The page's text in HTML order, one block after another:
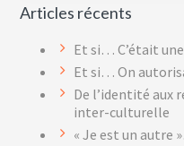
Reader
Articles récents
Et si… C’était
Et si… On
De l’identité aux
inter-culturelle
« Je est un autre